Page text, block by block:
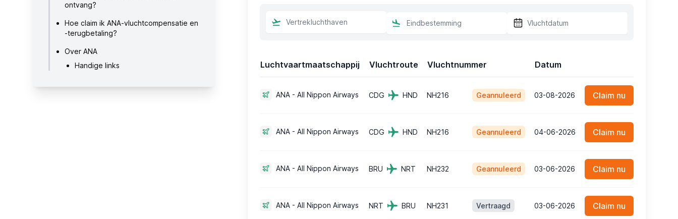
ontvang?
Hoe claim ik ANA-vluchtcompensatie en
-terugbetaling?
Over ANA
Handige links
Luchtvaartmaatschappij Vluchtroute Vluchtnummer Datum
ANA - All Nippon Airways CDG HND NH216 Geannuleerd 03-08-2026 Claim nu
ANA - All Nippon Airways CDG HND NH216 Geannuleerd 04-06-2026 Claim nu
ANA - All Nippon Airways BRU NRT NH232 Geannuleerd 03-06-2026 Claim nu
ANA - All Nippon Airways NRT BRU NH231 Vertraagd 03-06-2026 Claim nu